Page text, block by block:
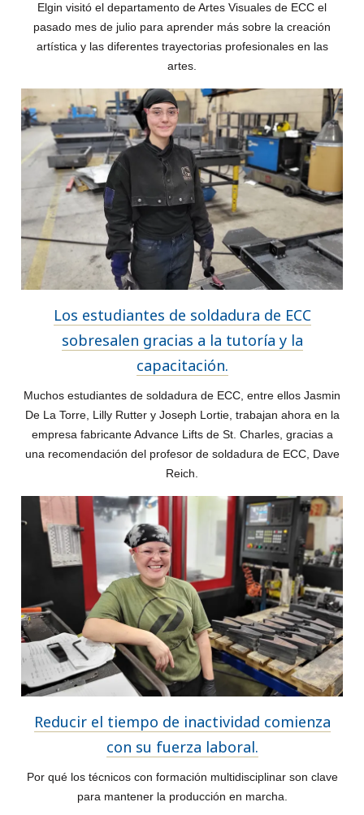
Elgin visitó el departamento de Artes Visuales de ECC el
pasado mes de julio para aprender más sobre la creación
artística y las diferentes trayectorias profesionales en las
artes.
Los estudiantes de soldadura de ECC
sobresalen gracias a la tutoría y la
capacitación.
Muchos estudiantes de soldadura de ECC, entre ellos Jasmin
De La Torre, Lilly Rutter y Joseph Lortie, trabajan ahora en la
empresa fabricante Advance Lifts de St. Charles, gracias a
una recomendación del profesor de soldadura de ECC, Dave
Reich.
Reducir el tiempo de inactividad comienza
con su fuerza laboral.
Por qué los técnicos con formación multidisciplinar son clave
para mantener la producción en marcha.